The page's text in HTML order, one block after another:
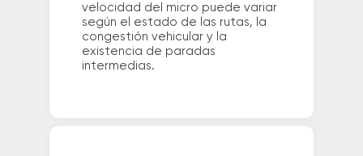
velocidad del micro puede variar
según el estado de las rutas, la
congestión vehicular y la
existencia de paradas
intermedias.